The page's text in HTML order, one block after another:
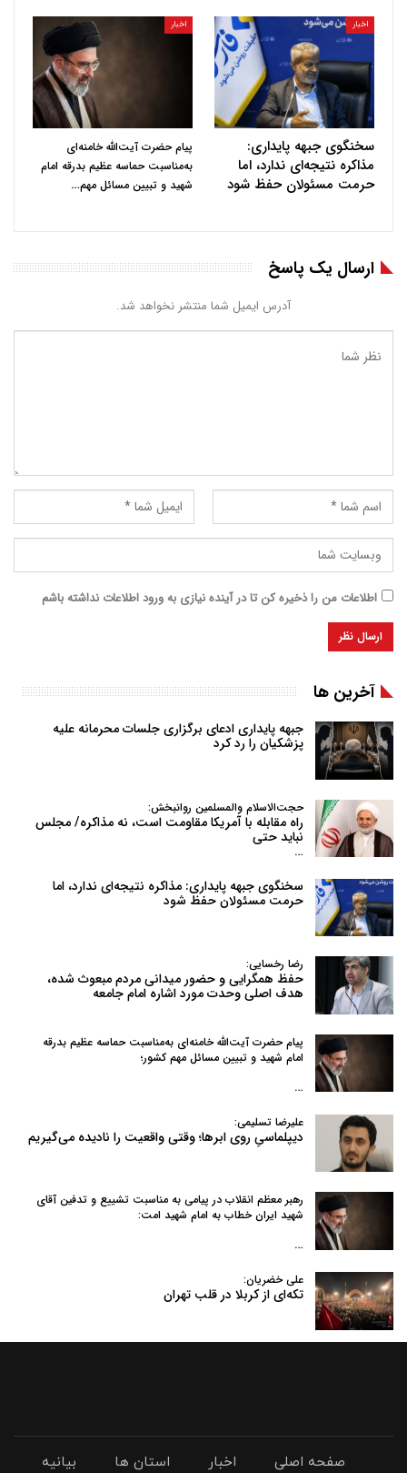
اخبار
سخنگوی جبهه پایداری:
مذاکره نتیجه‌ای ندارد، اما
حرمت مسئولان حفظ شود
اخبار
پیام حضرت آیت‌الله خامنه‌ای
به‌مناسبت حماسه عظیم بدرقه امام
شهید و تبیین مسائل مهم…
ارسال یک پاسخ
آدرس ایمیل شما منتشر نخواهد شد.
اطلاعات من را ذخیره کن تا در آینده نیازی به ورود اطلاعات نداشته باشم
آخرین ها
جبهه پایداری ادعای برگزاری جلسات محرمانه علیه
پزشکیان را رد کرد
حجت‌الاسلام والمسلمین روانبخش:
راه مقابله با آمریکا مقاومت است، نه مذاکره/ مجلس
نباید حتی
…
سخنگوی جبهه پایداری: مذاکره نتیجه‌ای ندارد، اما
حرمت مسئولان حفظ شود
رضا رخسایی:
حفظ همگرایی و حضور میدانی مردم مبعوث شده،
هدف اصلی وحدت مورد اشاره امام جامعه
پیام حضرت آیت‌الله خامنه‌ای به‌مناسبت حماسه عظیم بدرقه
امام شهید و تبیین مسائل مهم کشور؛
…
علیرضا تسلیمی:
دیپلماسیِ روی ابرها؛ وقتی واقعیت را نادیده می‌گیریم
رهبر معظم انقلاب در پیامی به‌ مناسبت تشییع و تدفین آقای
شهید ایران خطاب به امام شهید امت:
…
علی خضریان:
تکه‌ای از کربلا در قلب تهران
صفحه اصلی اخبار استان ها بیانیه